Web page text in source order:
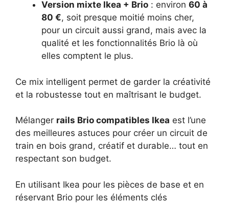
Version mixte Ikea + Brio : environ 60 à
80 €, soit presque moitié moins cher,
pour un circuit aussi grand, mais avec la
qualité et les fonctionnalités Brio là où
elles comptent le plus.
Ce mix intelligent permet de garder la créativité
et la robustesse tout en maîtrisant le budget.
Mélanger rails Brio compatibles Ikea est l’une
des meilleures astuces pour créer un circuit de
train en bois grand, créatif et durable… tout en
respectant son budget.
En utilisant Ikea pour les pièces de base et en
réservant Brio pour les éléments clés